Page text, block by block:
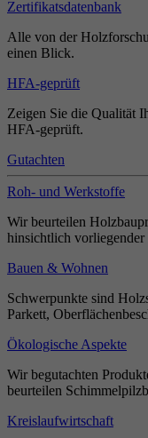
Zertifikatsdatenbank
Alle von der
einen Blick.
HFA-geprüft
Zeigen Sie die Qualität
HFA-geprüft.
Gutachten
Roh- und Werkstoffe
Wir beurteilen
hinsichtlich vorliegender
Bauen & Wohnen
Schwerpunkte sind
Parkett,
Ökologische Aspekte
Wir begutachten
beurteilen
Kreislaufwirtschaft